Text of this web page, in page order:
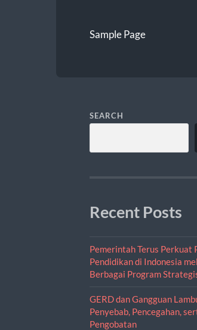
Sample Page
SEARCH
Recent Posts
Pemerintah Terus Perkuat
Pendidikan di Indonesia
Berbagai Program
GERD dan Gangguan
Penyebab, Pencegahan,
Pengobatan